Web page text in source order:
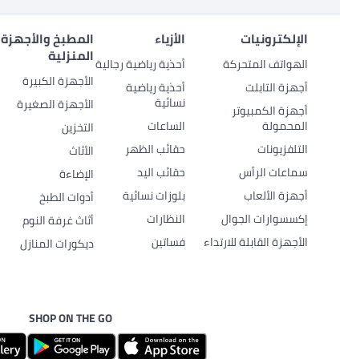
الإلكترونيات
الهواتف المتحركة
أجهزة التابلت
أجهزة الكمبيوتر
المحمولة
التلفزيونات
سماعات الرأس
أجهزة الألعاب
إكسسوارات الجوال
الأجهزة القابلة للارتداء
الأزياء
أحذية رياضية رجالية
أحذية رياضية
نسائية
الساعات
حقائب الظهر
حقائب اليد
بلوزات نسائية
النظارات
فساتين
المطبخ والأجهزة
المنزلية
الأجهزة الكبيرة
الأجهزة الصغيرة
التخزين
الأثاث
الإضاءة
أدوات الطبخ
أثاث غرفة النوم
ديكورات المنازل
SHOP ON THE GO